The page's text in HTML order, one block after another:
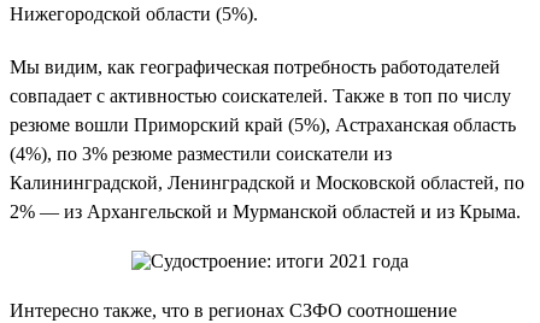
Нижегородской области (5%).
Мы видим, как географическая потребность работодателей
совпадает с активностью соискателей. Также в топ по числу
резюме вошли Приморский край (5%), Астраханская область
(4%), по 3% резюме разместили соискатели из
Калининградской, Ленинградской и Московской областей, по
2% — из Архангельской и Мурманской областей и из Крыма.
Интересно также, что в регионах СЗФО соотношение